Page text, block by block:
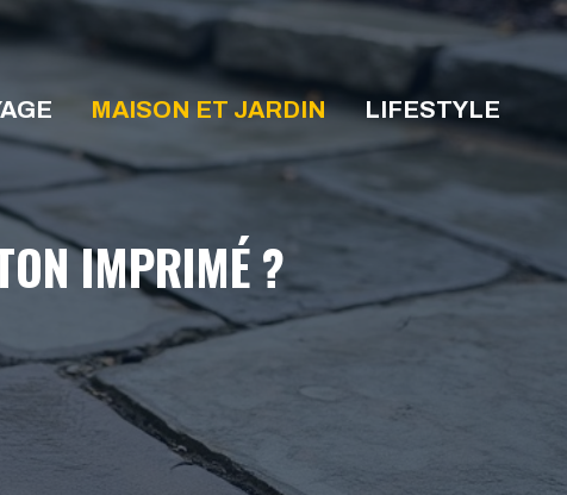
MAISON ET JARDIN LIFESTYLE
IMPRIMÉ ?